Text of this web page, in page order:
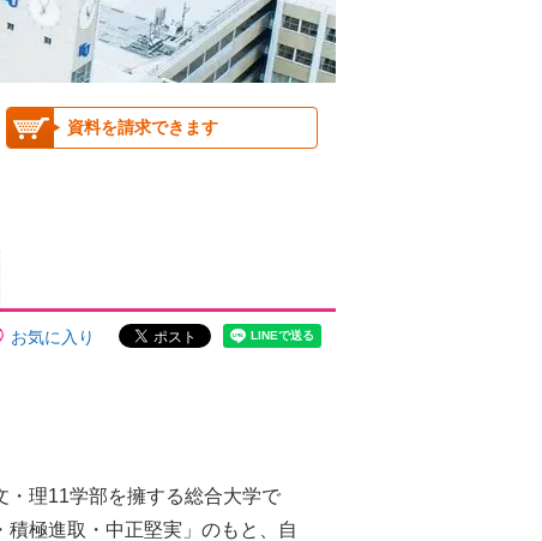
資料を請求できます
お気に入り
・理11学部を擁する総合大学で
極進取・中正堅実」のもと、⾃